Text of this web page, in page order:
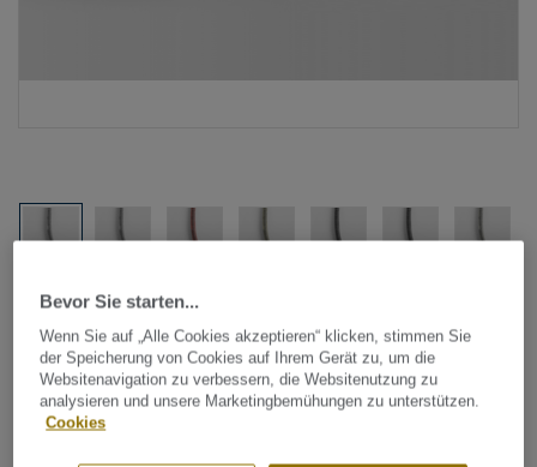
Tarkett Zubehör Komplettsortiment|Schweißschnüre
Schweißschnur für PVC-Böden
- Multicolour BEIGE 0407
Bevor Sie starten...
Wenn Sie auf „Alle Cookies akzeptieren“ klicken, stimmen Sie
der Speicherung von Cookies auf Ihrem Gerät zu, um die
Websitenavigation zu verbessern, die Websitenutzung zu
analysieren und unsere Marketingbemühungen zu unterstützen.
Cookies